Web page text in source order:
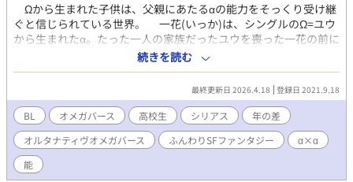
Ωから生まれた子供は、父親にあたるαの能力をそっくり受け継
ぐと信じられている世界。 一花(いっか)は、シングルのΩ=ユウ
から生まれたα。たった一人の家族だったユウを喪った一花の前に
現れたのは、美しい伯父、能楽松柏流宗家、秋月(あきづき)玄弥
(とうや)だった。αの才能と将来性を見込まれ、松柏流の弟子とし
て秋月家に引き取られた一花だったが、成長するにつれ舞への情
熱を失っていた。見かねて手を差し伸べた伯父でありαの玄弥に惹
かれ、想いを積らせる。 蓮(れん)は、ごく普通の高校生。まだ
性別は確定していない。一花のクラスメイト。一花の置かれた特
殊な環境に興味を持ち、次第に一花に惹かれていく。『性別って
そんなに大事？』『俺は相手が何であっても構わない』 それぞれ
が自分の生きる世界を模索する。 後半若干スポ根めいたりして
続きを読む
最終更新日 2026.4.18 登録日 2021.9.18
BL オメガバース 高校生 シリアス
年の差
オルタナティヴオメガバース
ふんわりSFファンタジー
α×α
能